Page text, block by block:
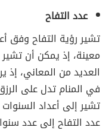
عدد التفاح
تشير رؤية التفاح وفق
معينة، إذ يمكن أن
العديد من المعاني، إذ
في المنام تدل على
تشير إلى أعداد
عدد التفاح إلى عدد